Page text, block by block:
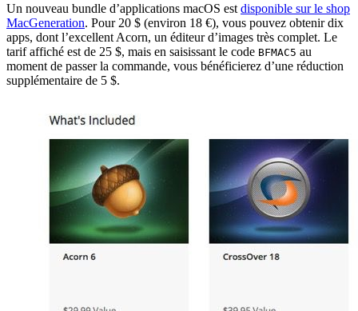
Un nouveau bundle d’applications macOS est disponible sur le shop
MacGeneration. Pour 20 $ (environ 18 €), vous pouvez obtenir dix
apps, dont l’excellent Acorn, un éditeur d’images très complet. Le
tarif affiché est de 25 $, mais en saisissant le code BFMAC5 au
moment de passer la commande, vous bénéficierez d’une réduction
supplémentaire de 5 $.